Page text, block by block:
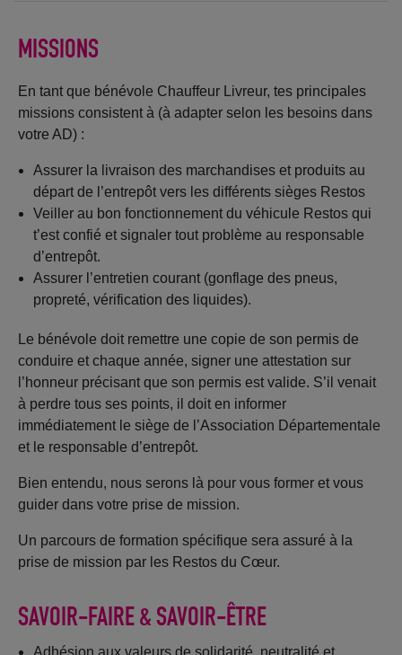
MISSIONS
En tant que bénévole Chauffeur Livreur, tes principales
missions consistent à (à adapter selon les besoins dans
votre AD) :
Assurer la livraison des marchandises et produits au
départ de l’entrepôt vers les différents sièges Restos
Veiller au bon fonctionnement du véhicule Restos qui
t’est confié et signaler tout problème au responsable
d’entrepôt.
Assurer l’entretien courant (gonflage des pneus,
propreté, vérification des liquides).
Le bénévole doit remettre une copie de son permis de
conduire et chaque année, signer une attestation sur
l’honneur précisant que son permis est valide. S’il venait
à perdre tous ses points, il doit en informer
immédiatement le siège de l’Association Départementale
et le responsable d’entrepôt.
Bien entendu, nous serons là pour vous former et vous
guider dans votre prise de mission.
Un parcours de formation spécifique sera assuré à la
prise de mission par les Restos du Cœur.
SAVOIR-FAIRE & SAVOIR-ÊTRE